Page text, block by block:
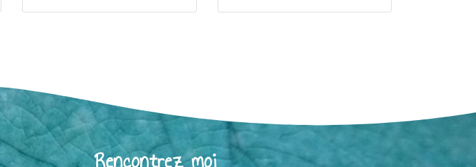
Rencontrez moi